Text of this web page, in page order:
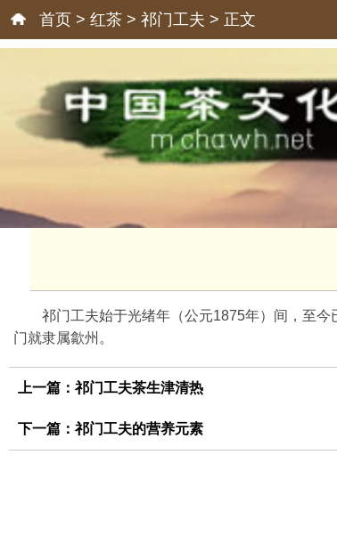
首页 > 红茶 > 祁门工夫 > 正文
祁门工夫始于光绪年（公元1875年）间，至
门就隶属歙州。
上一篇：祁门工夫茶生津清热
下一篇：祁门工夫的营养元素